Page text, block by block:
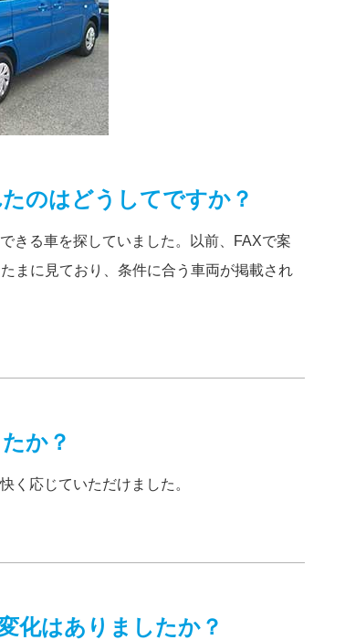
のはどうしてですか？
きる車を探していました。以前、FAXで案
まに見ており、条件に合う車両が掲載され
か？
く応じていただけました。
化はありましたか？